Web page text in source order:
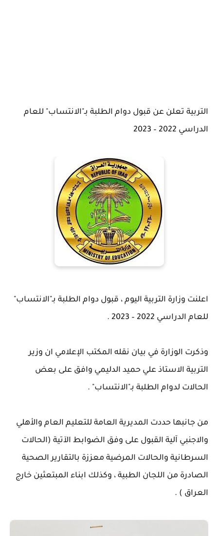
التربية تعلن عن قبول دوام الطلبة بـ"الانتساب" للعام
الدراسي 2022 – 2023
اعلنت وزارة التربية اليوم ، قبول دوام الطلبة بـ"الانتساب"
للعام الدراسي 2022 – 2023 .
وذكرت الوزارة في بيان نقله المكتب الإعلامي ان وزير
التربية الاستاذ علي حميد الدليمي وافق على بعض
الحالات لدوام الطلبة بـ"الانتساب" .
من جانبها حددت المديرية العامة للتعليم العام والأهلي
والاجنبي آلية القبول على وفق الضوابط الآتية (الحالات
السرطانية والحالات المرضية معززة بالتقارير الصحية
الصادرة من اللجان الطبية ، وكذلك ابناء المبتعثين خارج
العراق ) .